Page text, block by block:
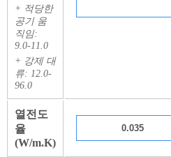
+ 적당한
공기 움
직임:
9.0-11.0
+ 강제 대
류: 12.0-
96.0
열전도
율
(W/m.K)